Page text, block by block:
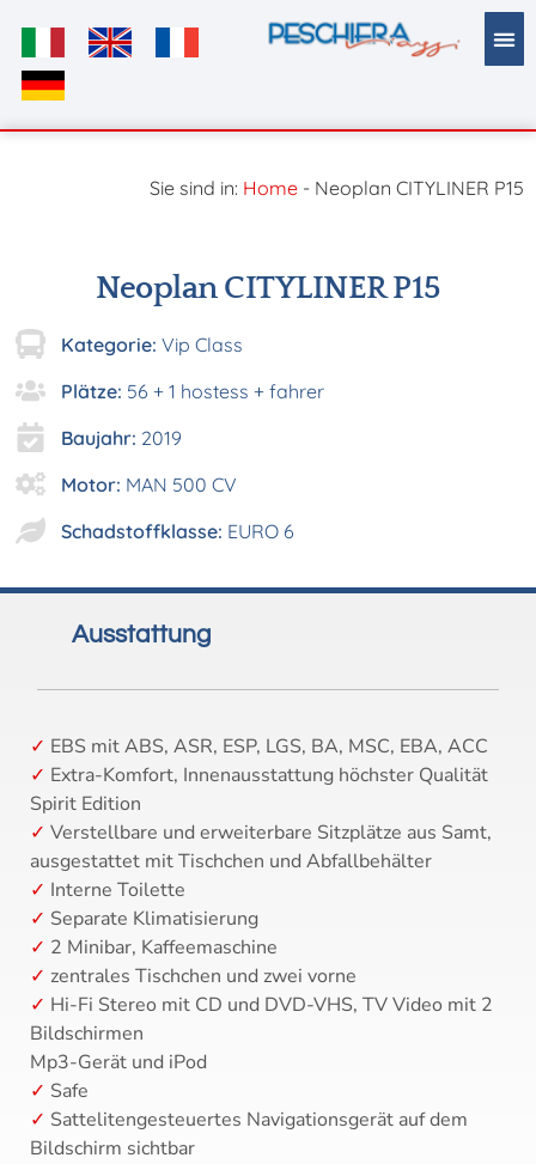
springen
Sie sind in: Home - Neoplan CITYLINER P15
Neoplan CITYLINER P15
Kategorie:Vip Class
Plätze: 56 + 1 hostess + fahrer
Baujahr: 2019
Motor: MAN 500 CV
Schadstoffklasse: EURO 6
Ausstattung
EBS mit ABS, ASR, ESP, LGS, BA, MSC, EBA, ACC
Extra-Komfort, Innenausstattung höchster Qualität
Spirit Edition
Verstellbare und erweiterbare Sitzplätze aus Samt,
ausgestattet mit Tischchen und Abfallbehälter
Interne Toilette
Separate Klimatisierung
2 Minibar, Kaffeemaschine
zentrales Tischchen und zwei vorne
Hi-Fi Stereo mit CD und DVD-VHS, TV Video mit 2
Bildschirmen
Mp3-Gerät und iPod
Safe
Sattelitengesteuertes Navigationsgerät auf dem
Bildschirm sichtbar